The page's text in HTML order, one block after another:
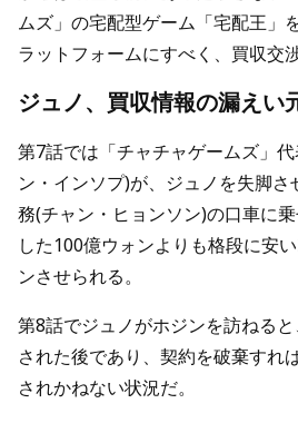
ムズ」の宅配型ゲーム「宅配王」
ラットフォームにすべく、買収交
ジュノ、買収情報の漏えい
第7話では「チャチャゲームズ」
ン・インソプ)が、ジュノを失脚
務(チャン・ヒョンソン)の口車に
した100億ウォンよりも格段に安
ンさせられる。
第8話でジュノがホジンを訪ねる
された後であり、契約を破棄すれ
されかねない状況だ。